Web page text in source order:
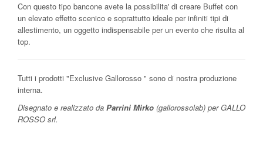
Con questo tipo bancone avete la possibilita' di creare Buffet con
un elevato effetto scenico e soprattutto ideale per infiniti tipi di
allestimento, un oggetto indispensabile per un evento che risulta al
top.
Tutti i prodotti "Exclusive Gallorosso " sono di nostra produzione
interna.
Disegnato e realizzato da Parrini Mirko (gallorossolab) per GALLO
ROSSO srl.